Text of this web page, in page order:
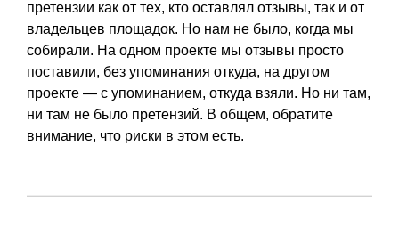
претензии как от тех, кто оставлял отзывы, так и от
владельцев площадок. Но нам не было, когда мы
собирали. На одном проекте мы отзывы просто
поставили, без упоминания откуда, на другом
проекте — с упоминанием, откуда взяли. Но ни там,
ни там не было претензий. В общем, обратите
внимание, что риски в этом есть.